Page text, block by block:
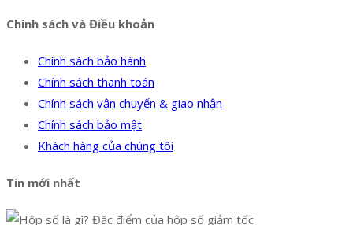
Chính sách và Điều khoản
Chính sách bảo hành
Chính sách thanh toán
Chính sách vận chuyển & giao nhận
Chính sách bảo mật
Khách hàng của chúng tôi
Tin mới nhất